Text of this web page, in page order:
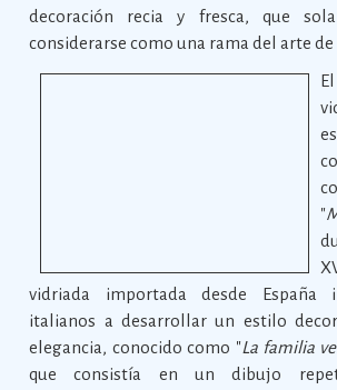
decoración recia y fresca, que
considerarse como una rama del arte de
"
vidriada importada desde
italianos a desarrollar un estilo
elegancia, conocido como "La familia
que consistía en un dibujo